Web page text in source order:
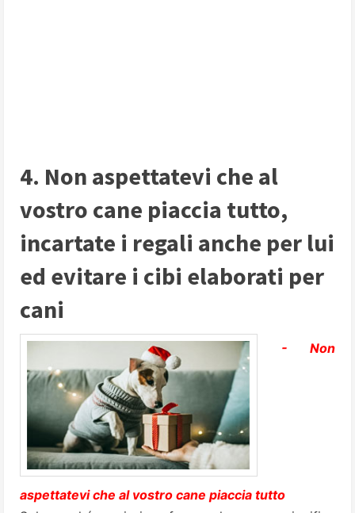
4. Non aspettatevi che al
vostro cane piaccia tutto,
incartate i regali anche per lui
ed evitare i cibi elaborati per
cani
- Non
aspettatevi che al vostro cane piaccia tutto